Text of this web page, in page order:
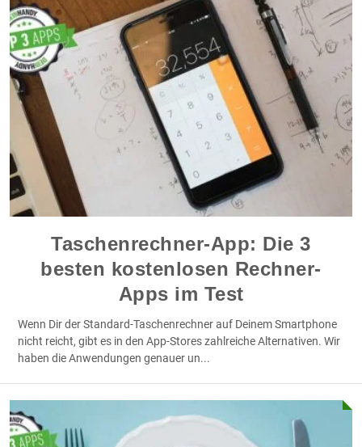
Taschenrechner-App: Die 3
besten kostenlosen Rechner-
Apps im Test
Wenn Dir der Standard-Taschenrechner auf Deinem Smartphone
nicht reicht, gibt es in den App-Stores zahlreiche Alternativen. Wir
haben die Anwendungen genauer un...